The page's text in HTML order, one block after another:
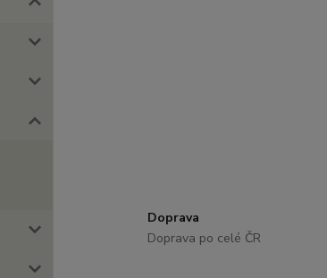
Doprava
Doprava po celé ČR